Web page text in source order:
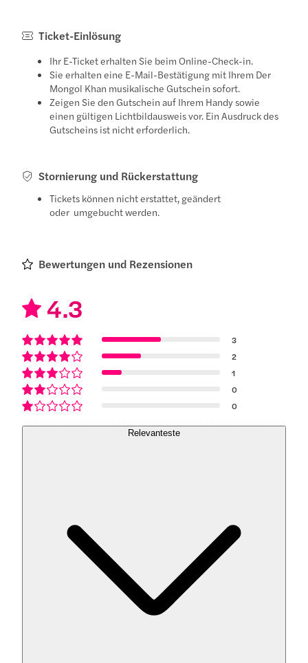
Ticket-Einlösung
Ihr E-Ticket erhalten Sie beim Online-Check-in.
Sie erhalten eine E-Mail-Bestätigung mit Ihrem Der
Mongol Khan musikalische Gutschein sofort.
Zeigen Sie den Gutschein auf Ihrem Handy sowie
einen gültigen Lichtbildausweis vor. Ein Ausdruck des
Gutscheins ist nicht erforderlich.
Stornierung und Rückerstattung
Tickets können nicht erstattet, geändert
oder umgebucht werden.
Bewertungen und Rezensionen
4.3
3
2
1
0
0
Relevanteste